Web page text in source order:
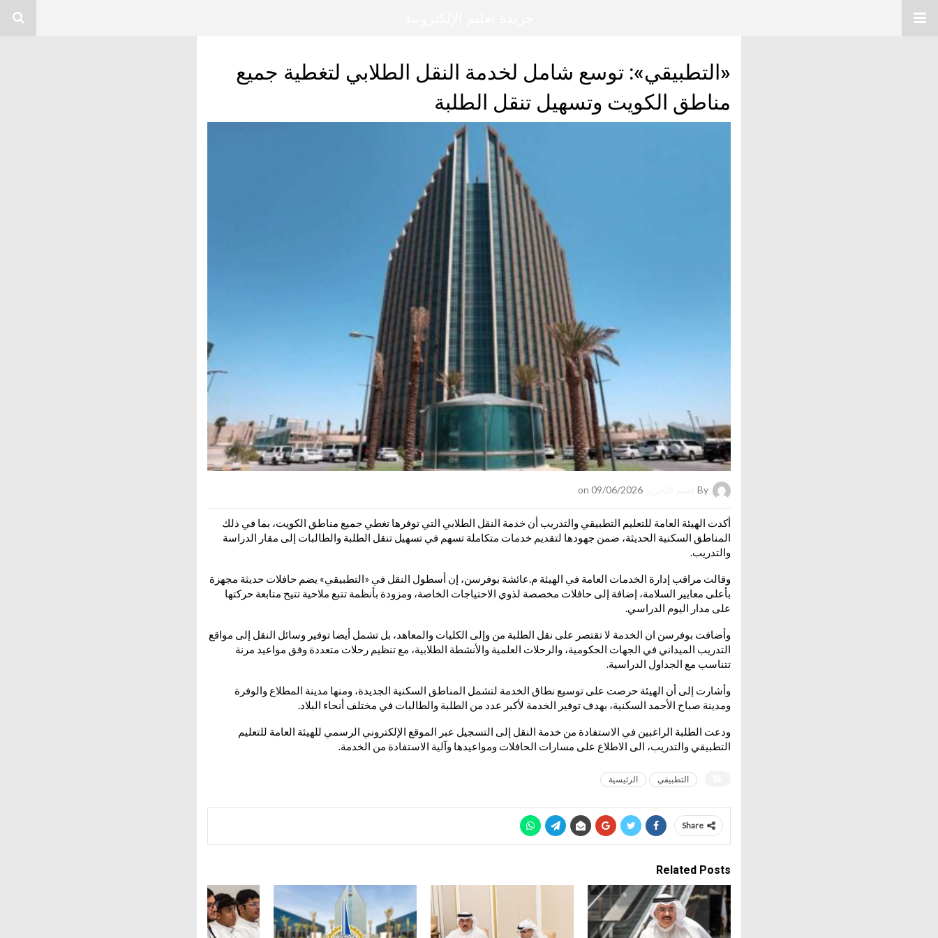
«التطبيقي»: توسع شامل لخدمة النقل الطلابي لتغطية جميع
مناطق الكويت وتسهيل تنقل الطلبة
By
أكدت الهيئة العامة للتعليم التطبيقي والتدريب أن خدمة النقل الطلابي التي توفرها تغطي جميع مناطق الكويت، بما في ذلك
المناطق السكنية الحديثة، ضمن جهودها لتقديم خدمات متكاملة تسهم في تسهيل تنقل الطلبة والطالبات إلى مقار الدراسة
والتدريب.
وقالت مراقب إدارة الخدمات العامة في الهيئة م.عائشة بوفرسن، إن أسطول النقل في «التطبيقي» يضم حافلات حديثة مجهزة
بأعلى معايير السلامة، إضافة إلى حافلات مخصصة لذوي الاحتياجات الخاصة، ومزودة بأنظمة تتبع ملاحية تتيح متابعة حركتها
على مدار اليوم الدراسي.
وأضافت بوفرسن ان الخدمة لا تقتصر على نقل الطلبة من وإلى الكليات والمعاهد، بل تشمل أيضا توفير وسائل النقل إلى مواقع
التدريب الميداني في الجهات الحكومية، والرحلات العلمية والأنشطة الطلابية، مع تنظيم رحلات متعددة وفق مواعيد مرنة
تتناسب مع الجداول الدراسية.
وأشارت إلى أن الهيئة حرصت على توسيع نطاق الخدمة لتشمل المناطق السكنية الجديدة، ومنها مدينة المطلاع والوفرة
ومدينة صباح الأحمد السكنية، بهدف توفير الخدمة لأكبر عدد من الطلبة والطالبات في مختلف أنحاء البلاد.
ودعت الطلبة الراغبين في الاستفادة من خدمة النقل إلى التسجيل عبر الموقع الإلكتروني الرسمي للهيئة العامة للتعليم
التطبيقي والتدريب، الى الاطلاع على مسارات الحافلات ومواعيدها وآلية الاستفادة من الخدمة.
التطبيقي الرئيسية
Share
Related Posts